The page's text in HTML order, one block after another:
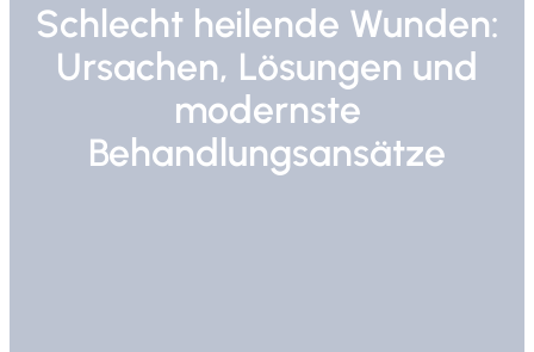
Schlecht heilende Wunden:
Ursachen, Lösungen und
modernste
Behandlungsansätze